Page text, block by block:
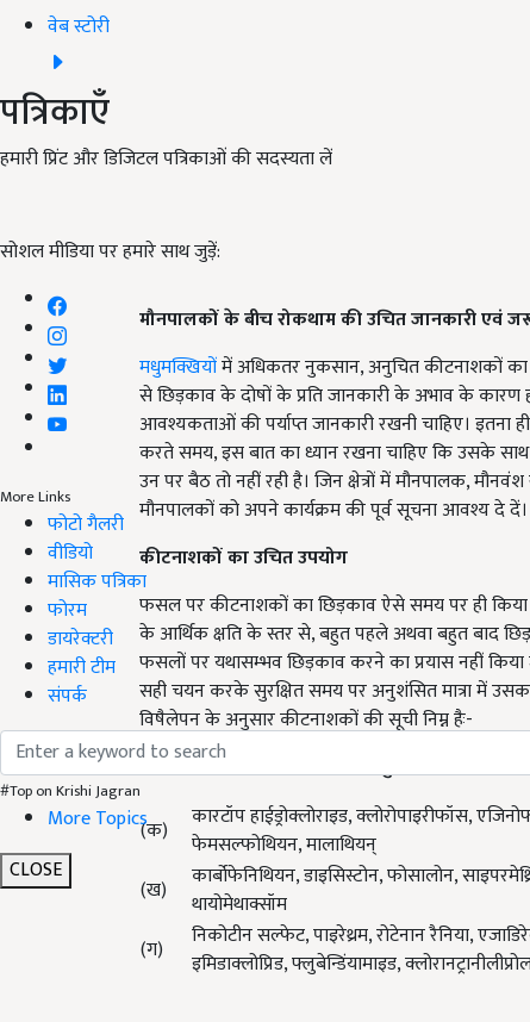
वेब स्टोरी
पत्रिकाएँ
हमारी प्रिंट और डिजिटल पत्रिकाओं की सदस्यता लें
सोशल मीडिया पर हमारे साथ जुड़ें:
More Links
फोटो गैलरी
वीडियो
मासिक पत्रिका
फोरम
डायरेक्टरी
हमारी टीम
संपर्क
#Top on Krishi Jagran
More Topics
CLOSE
मौनपालकों के बीच रोकथाम की उचित जानकारी एवं
मधुमक्खियोंमें अधिकतर नुकसान, अनुचित कीटनाशकों
से छिड़काव के दोषों के प्रति जानकारी के अभाव के
आवश्यकताओं की पर्याप्त जानकारी रखनी चाहिए।
करते समय, इस बात का ध्यान रखना चाहिए कि उसके
उन पर बैठ तो नहीं रही है। जिन क्षेत्रों में मौनपालक,
मौनपालकों को अपने कार्यक्रम की पूर्व सूचना आवश्य दे दें।
कीटनाशकों का उचित उपयोग
फसल पर कीटनाशकों का छिड़काव ऐसे समय पर ही किया
के आर्थिक क्षति के स्तर से, बहुत पहले अथवा बहुत बाद
फसलों पर यथासम्भव छिड़काव करने का प्रयास नहीं किया
सही चयन करके सुरक्षित समय पर अनुशंसित मात्रा में
विषैलेपन के अनुसार कीटनाशकों की सूची निम्न हैः-
तालिका1:कीटनाशकों का उचित चुनाव एवं उपयोग
(क)
कारटॉप हाईड्रोक्लोराइड, क्लोरोपाइरीफॉस,
फेमसल्फोथियन, मालाथियन्
(ख)
कार्बोफेनिथियन, डाइसिस्टोन, फोसालोन,
थायोमेथाक्सॉम
(ग)
निकोटीन सल्फेट, पाइरेथ्रम, रोटेनान रैनिया,
इमिडाक्लोप्रिड, फ्लुबेन्डिंयामाइड,